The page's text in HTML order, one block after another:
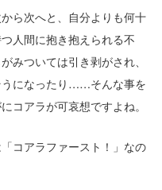
ら次へと、自分よりも何十
人間に抱き抱えられる不
みついては引き剥がされ、
うになったり……そんな事を
コアラが可哀想ですよね。
コアラファースト！」なの
聖